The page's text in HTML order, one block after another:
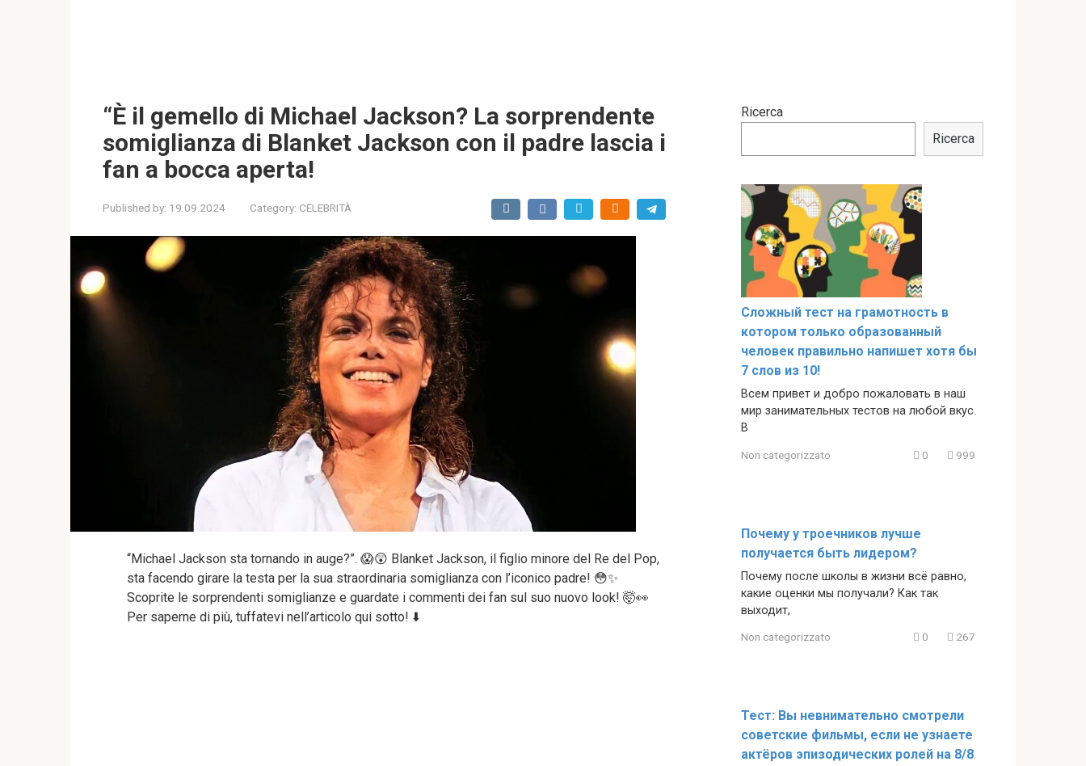
“È il gemello di Michael Jackson? La sorprendente
somiglianza di Blanket Jackson con il padre lascia i
fan a bocca aperta!
Published by: 19.09.2024 Category: CELEBRITÀ
“Michael Jackson sta tornando in auge?”. 😱😲 Blanket Jackson, il figlio minore del Re del Pop,
sta facendo girare la testa per la sua straordinaria somiglianza con l’iconico padre! 😳✨
Scoprite le sorprendenti somiglianze e guardate i commenti dei fan sul suo nuovo look! 🤯👀
Per saperne di più, tuffatevi nell’articolo qui sotto! ⬇️
Ricerca
Ricerca
Сложный тест на грамотность в
котором только образованный
человек правильно напишет хотя бы
7 слов из 10!
Всем привет и добро пожаловать в наш
мир занимательных тестов на любой вкус.
В
Non categorizzato 0 999
Почему у троечников лучше
получается быть лидером?
Почему после школы в жизни всё равно,
какие оценки мы получали? Как так
выходит,
Non categorizzato 0 267
Тест: Вы невнимательно смотрели
советские фильмы, если не узнаете
актёров эпизодических ролей на 8/8